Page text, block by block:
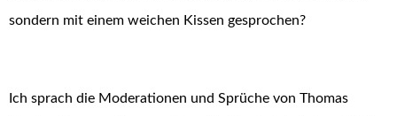
sondern mit einem weichen Kissen gesprochen?
Ich sprach die Moderationen und Sprüche von Thomas